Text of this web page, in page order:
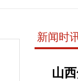
新闻时
山